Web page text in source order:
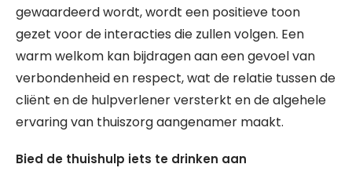
gewaardeerd wordt, wordt een positieve toon
gezet voor de interacties die zullen volgen. Een
warm welkom kan bijdragen aan een gevoel van
verbondenheid en respect, wat de relatie tussen de
cliënt en de hulpverlener versterkt en de algehele
ervaring van thuiszorg aangenamer maakt.
Bied de thuishulp iets te drinken aan